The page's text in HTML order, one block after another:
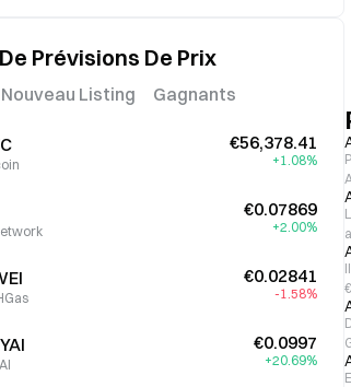
Prévisions De Prix
Nouveau Listing Gagnants
€56,378.41
+1.08%
€0.07869
+2.00%
€0.02841
-1.58%
€0.0997
+20.69%